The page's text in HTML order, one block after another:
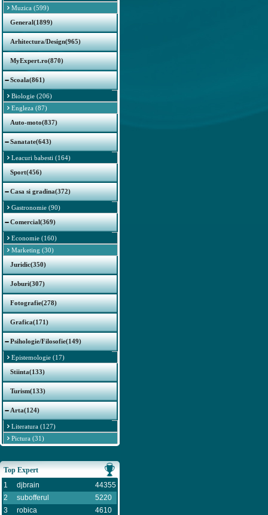
Muzica (599)
General(1899)
Arhitectura/Design(965)
MyExpert.ro(870)
Scoala(861)
Biologie (206)
Engleza (87)
Auto-moto(837)
Sanatate(643)
Leacuri babesti (164)
Sport(456)
Casa si gradina(372)
Gastronomie (90)
Comercial(369)
Economie (160)
Marketing (30)
Juridic(350)
Joburi(307)
Fotografie(278)
Grafica(171)
Psihologie/Filosofie(149)
Epistemologie (17)
Stiinta(133)
Turism(133)
Arta(124)
Literatura (127)
Pictura (31)
Top Expert
1
djbrain
44355
2
subofferul
5220
3
robica
4610